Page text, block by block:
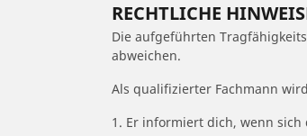
RECHTLICHE
Die aufgeführten
abweichen.
Als qualifizierter Fachmann
1. Er informiert dich, wenn